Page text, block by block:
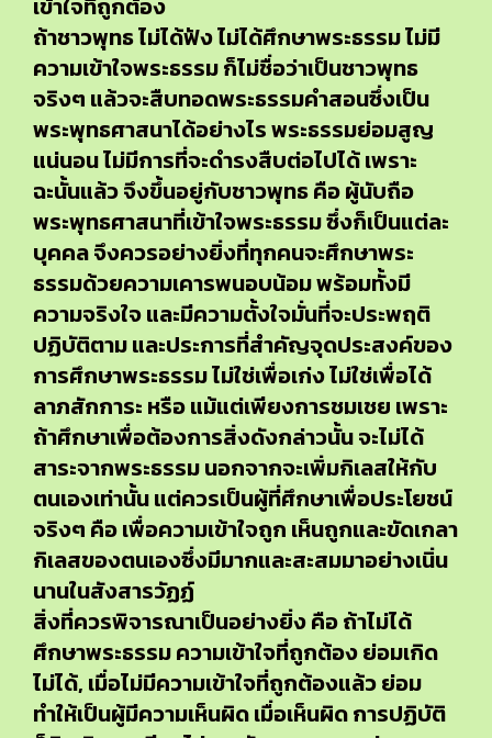
เข้าใจที่ถูกต้อง
ถ้าชาวพุทธ ไม่ได้ฟัง ไม่ได้ศึกษาพระธรรม ไม่มี
ความเข้าใจพระธรรม ก็ไม่ชื่อว่าเป็นชาวพุทธ
จริงๆ แล้วจะสืบทอดพระธรรมคำสอนซึ่งเป็น
พระพุทธศาสนาได้อย่างไร พระธรรมย่อมสูญ
แน่นอน ไม่มีการที่จะดำรงสืบต่อไปได้ เพราะ
ฉะนั้นแล้ว จึงขึ้นอยู่กับชาวพุทธ คือ ผู้นับถือ
พระพุทธศาสนาที่เข้าใจพระธรรม ซึ่งก็เป็นแต่ละ
บุคคล จึงควรอย่างยิ่งที่ทุกคนจะศึกษาพระ
ธรรมด้วยความเคารพนอบน้อม พร้อมทั้งมี
ความจริงใจ และมีความตั้งใจมั่นที่จะประพฤติ
ปฏิบัติตาม และประการที่สำคัญจุดประสงค์ของ
การศึกษาพระธรรม ไม่ใช่เพื่อเก่ง ไม่ใช่เพื่อได้
ลาภสักการะ หรือ แม้แต่เพียงการชมเชย เพราะ
ถ้าศึกษาเพื่อต้องการสิ่งดังกล่าวนั้น จะไม่ได้
สาระจากพระธรรม นอกจากจะเพิ่มกิเลสให้กับ
ตนเองเท่านั้น แต่ควรเป็นผู้ที่ศึกษาเพื่อประโยชน์
จริงๆ คือ เพื่อความเข้าใจถูก เห็นถูกและขัดเกลา
กิเลสของตนเองซึ่งมีมากและสะสมมาอย่างเนิ่น
นานในสังสารวัฏฏ์
สิ่งที่ควรพิจารณาเป็นอย่างยิ่ง คือ ถ้าไม่ได้
ศึกษาพระธรรม ความเข้าใจที่ถูกต้อง ย่อมเกิด
ไม่ได้, เมื่อไม่มีความเข้าใจที่ถูกต้องแล้ว ย่อม
ทำให้เป็นผู้มีความเห็นผิด เมื่อเห็นผิด การปฏิบัติ